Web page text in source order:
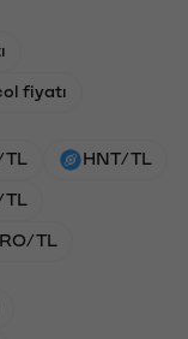
fiyatı
TL HNT/TL
TL
TL